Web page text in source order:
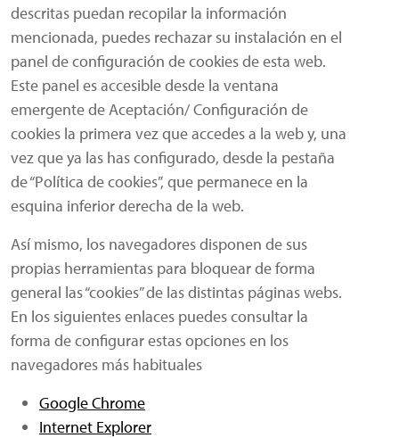
descritas puedan recopilar la información
mencionada, puedes rechazar su instalación en el
panel de configuración de cookies de esta web.
Este panel es accesible desde la ventana
emergente de Aceptación/ Configuración de
cookies la primera vez que accedes a la web y, una
vez que ya las has configurado, desde la pestaña
de “Política de cookies”, que permanece en la
esquina inferior derecha de la web.
Así mismo, los navegadores disponen de sus
propias herramientas para bloquear de forma
general las “cookies” de las distintas páginas webs.
En los siguientes enlaces puedes consultar la
forma de configurar estas opciones en los
navegadores más habituales
Google Chrome
Internet Explorer